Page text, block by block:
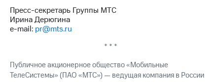
Пресс-секретарь Группы МТС
Ирина Дерюгина
e-mail: pr@mts.ru
* * *
Публичное акционерное общество «Мобильные
ТелеСистемы» (ПАО «МТС») — ведущая компания в России